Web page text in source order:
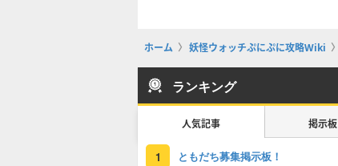
ホーム 妖怪ウォッチぷにぷに攻略Wiki
ランキング
人気記事 掲示板
1 ともだち募集掲示板！